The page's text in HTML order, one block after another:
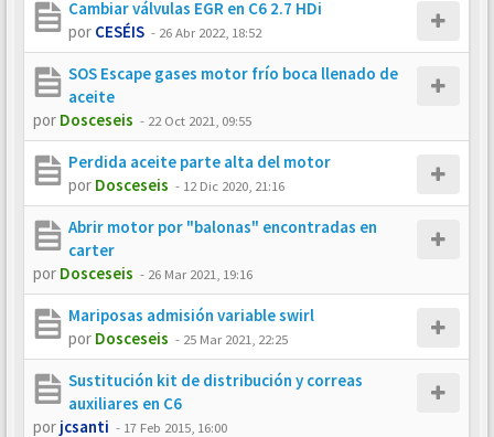
Cambiar válvulas EGR en C6 2.7 HDi
por CESÉIS - 26 Abr 2022, 18:52
SOS Escape gases motor frío boca llenado de
aceite
por Dosceseis - 22 Oct 2021, 09:55
Perdida aceite parte alta del motor
por Dosceseis - 12 Dic 2020, 21:16
Abrir motor por "balonas" encontradas en
carter
por Dosceseis - 26 Mar 2021, 19:16
Mariposas admisión variable swirl
por Dosceseis - 25 Mar 2021, 22:25
Sustitución kit de distribución y correas
auxiliares en C6
por jcsanti - 17 Feb 2015, 16:00